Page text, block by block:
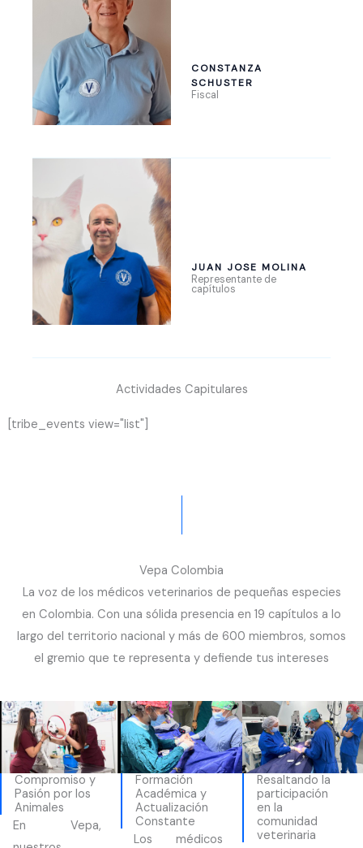
CONSTANZA
SCHUSTER
Fiscal
JUAN JOSE MOLINA
Representante de
capítulos
Actividades Capitulares
[tribe_events view="list"]
Vepa Colombia
La voz de los médicos veterinarios de pequeñas especies
en Colombia. Con una sólida presencia en 19 capítulos a lo
largo del territorio nacional y más de 600 miembros, somos
el gremio que te representa y defiende tus intereses
Compromiso y
Pasión por los
Animales
En Vepa,
Formación
Académica y
Actualización
Constante
Los médicos
Resaltando la
participación
en la
comunidad
veterinaria